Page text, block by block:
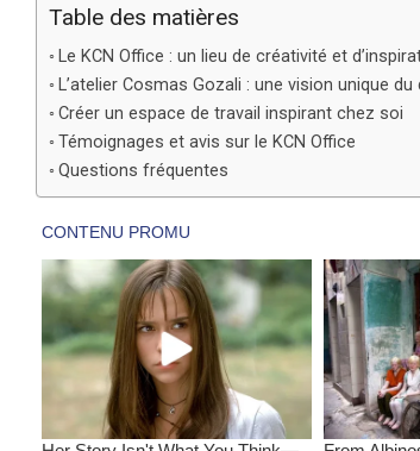
Table des matières
Le KCN Office : un lieu de créativité et
L’atelier Cosmas Gozali : une vision unique du
Créer un espace de travail inspirant chez soi
Témoignages et avis sur le KCN Office
Questions fréquentes